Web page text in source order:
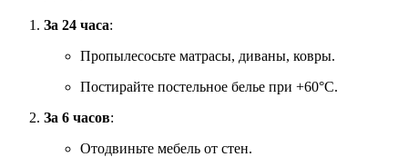
За 24 часа:
Пропылесосьте матрасы, диваны, ковры.
Постирайте постельное белье при +60°C.
За 6 часов:
Отодвиньте мебель от стен.